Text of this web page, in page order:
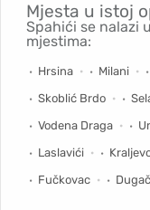
Mjesta u istoj
Spahići se nalazi
mjestima:
Hrsina Milani
Skoblić Brdo
Vodena Draga
Laslavići
Fučkovac